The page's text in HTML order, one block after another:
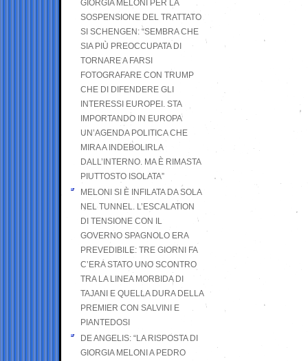
GIORGIA MELONI PER LA
SOSPENSIONE DEL TRATTATO
SI SCHENGEN: “SEMBRA CHE
SIA PIÙ PREOCCUPATA DI
TORNARE A FARSI
FOTOGRAFARE CON TRUMP
CHE DI DIFENDERE GLI
INTERESSI EUROPEI. STA
IMPORTANDO IN EUROPA
UN’AGENDA POLITICA CHE
MIRA A INDEBOLIRLA
DALL’INTERNO. MA È RIMASTA
PIUTTOSTO ISOLATA”
MELONI SI È INFILATA DA SOLA
NEL TUNNEL. L’ESCALATION
DI TENSIONE CON IL
GOVERNO SPAGNOLO ERA
PREVEDIBILE: TRE GIORNI FA
C’ERA STATO UNO SCONTRO
TRA LA LINEA MORBIDA DI
TAJANI E QUELLA DURA DELLA
PREMIER CON SALVINI E
PIANTEDOSI
DE ANGELIS: “LA RISPOSTA DI
GIORGIA MELONI A PEDRO